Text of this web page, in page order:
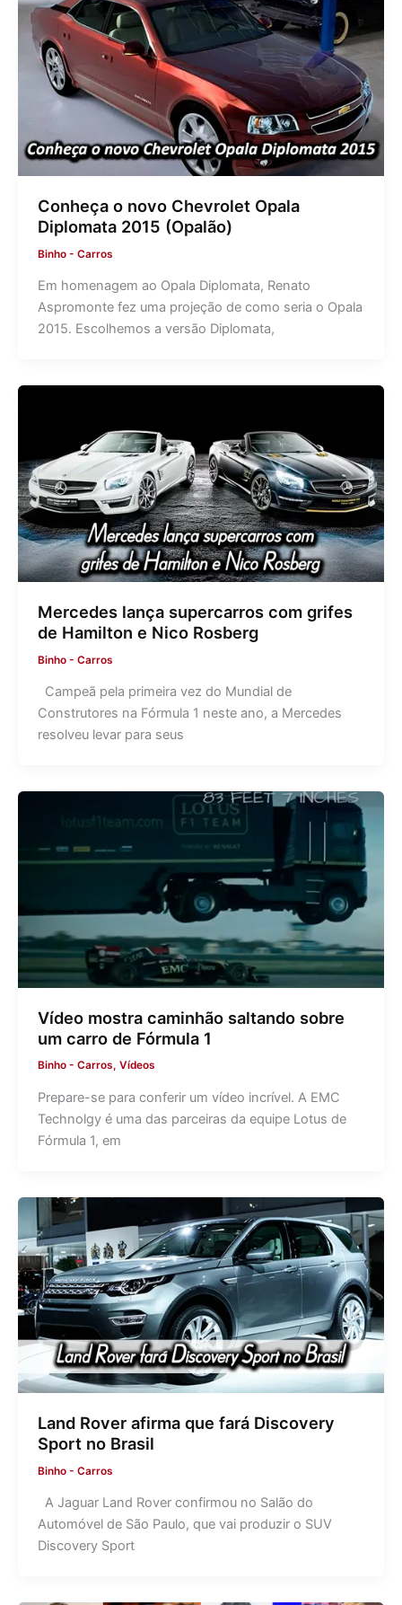
Conheça o novo Chevrolet Opala
Diplomata 2015 (Opalão)
Binho - Carros
Em homenagem ao Opala Diplomata, Renato
Aspromonte fez uma projeção de como seria o Opala
2015. Escolhemos a versão Diplomata,
Mercedes lança supercarros com grifes
de Hamilton e Nico Rosberg
Binho - Carros
Campeã pela primeira vez do Mundial de
Construtores na Fórmula 1 neste ano, a Mercedes
resolveu levar para seus
Vídeo mostra caminhão saltando sobre
um carro de Fórmula 1
Binho - Carros, Vídeos
Prepare-se para conferir um vídeo incrível. A EMC
Technolgy é uma das parceiras da equipe Lotus de
Fórmula 1, em
Land Rover afirma que fará Discovery
Sport no Brasil
Binho - Carros
A Jaguar Land Rover confirmou no Salão do
Automóvel de São Paulo, que vai produzir o SUV
Discovery Sport